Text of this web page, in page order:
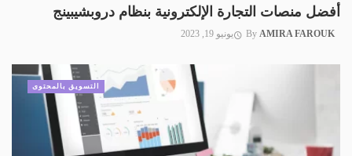
أفضل منصات التجارة الإلكترونية بنظام دروبشيبينج
By AMIRA FAROUK يونيو 19, 2023
التسويق بالمحتوى